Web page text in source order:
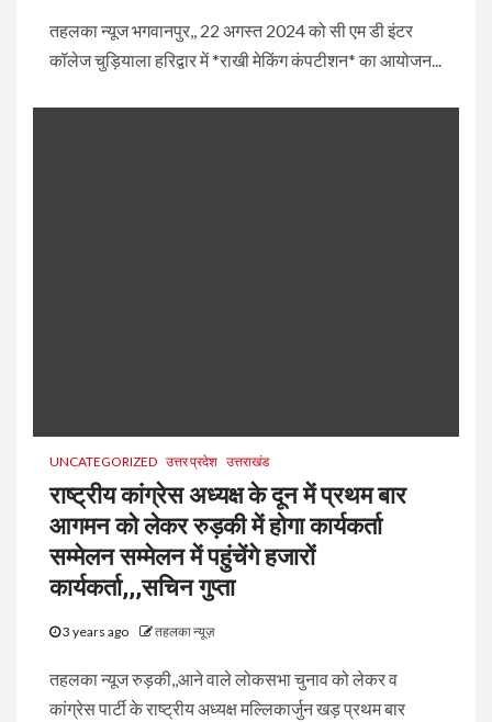
तहलका न्यूज भगवानपुर,, 22 अगस्त 2024 को सी एम डी इंटर
कॉलेज चुड़ियाला हरिद्वार में *राखी मेकिंग कंपटीशन* का आयोजन...
UNCATEGORIZED उत्तर प्रदेश उत्तराखंड
राष्ट्रीय कांग्रेस अध्यक्ष के दून में प्रथम बार
आगमन को लेकर रुड़की में होगा कार्यकर्ता
सम्मेलन सम्मेलन में पहुंचेंगे हजारों
कार्यकर्ता,,,सचिन गुप्ता
3 years ago तहलका न्यूज़
तहलका न्यूज रुड़की,,आने वाले लोकसभा चुनाव को लेकर व
कांग्रेस पार्टी के राष्ट्रीय अध्यक्ष मल्लिकार्जुन खड़ प्रथम बार